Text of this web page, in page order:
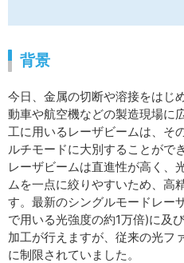
背景
今日、金属の切断や溶接をはじ
動車や航空機などの製造現場に
工に用いるレーザビームは、そ
ルチモードに大別することがで
レーザビームは直進性が高く、
ムを一点に絞りやすいため、高
す。最新のシングルモードレー
で用いる光強度の約1万倍)に及
加工が行えますが、従来の光フ
に制限されていました。